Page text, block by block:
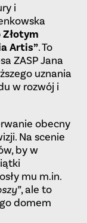
i
Złotym
Artis”. To
ZASP Jana
uznania
w rozwój i
obecny
Na scenie
by w
mu m.in.
, ale to
domem